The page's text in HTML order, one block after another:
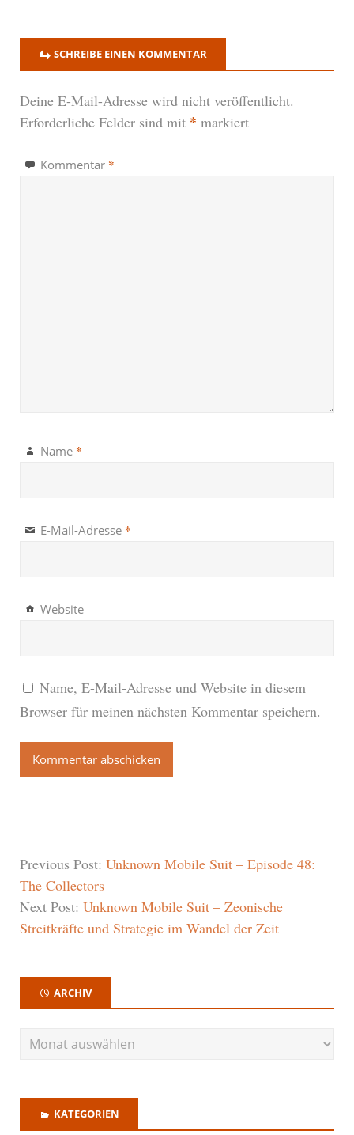
SCHREIBE EINEN KOMMENTAR
Deine E-Mail-Adresse wird nicht veröffentlicht.
Erforderliche Felder sind mit * markiert
Kommentar *
Name *
E-Mail-Adresse *
Website
Name, E-Mail-Adresse und Website in diesem
Browser für meinen nächsten Kommentar speichern.
Previous Post: Unknown Mobile Suit – Episode 48:
The Collectors
Next Post: Unknown Mobile Suit – Zeonische
Streitkräfte und Strategie im Wandel der Zeit
ARCHIV
KATEGORIEN